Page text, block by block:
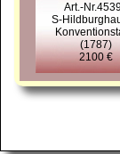
Art.-
S-
(1787)
2100 €